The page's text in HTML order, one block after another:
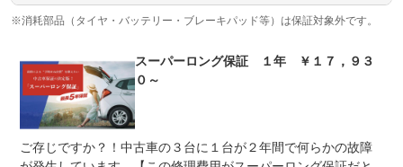
※消耗部品（タイヤ・バッテリー・ブレーキパッド等）は保証対象外です。
スーパーロング保証 １年 ￥１７，９３
０～
ご存じですか？！中古車の３台に１台が２年間で何らかの故障